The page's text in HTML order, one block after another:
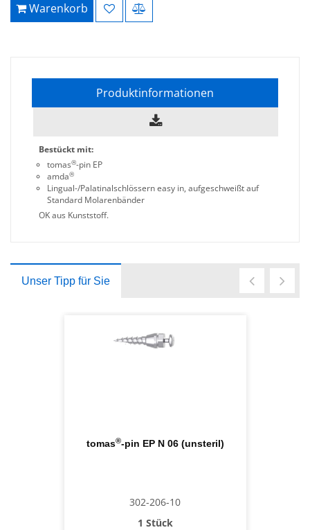
Warenkorb
Produktinformationen
Bestückt mit:
tomas®-pin EP
amda®
Lingual-/Palatinalschlössern easy in, aufgeschweißt auf
Standard Molarenbänder
OK aus Kunststoff.
Unser Tipp für Sie
tomas®-pin EP N 06 (unsteril)
302-206-10
1 Stück